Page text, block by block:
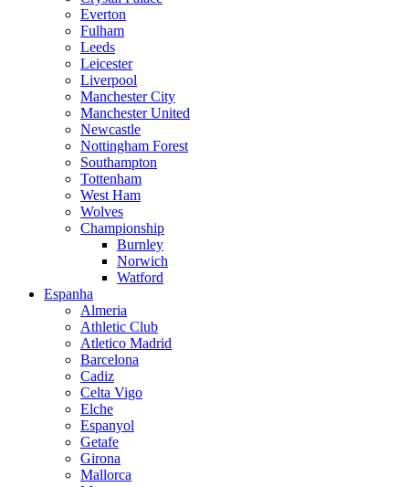
Everton
Fulham
Leeds
Leicester
Liverpool
Manchester City
Manchester United
Newcastle
Nottingham Forest
Southampton
Tottenham
West Ham
Wolves
Championship
Burnley
Norwich
Watford
Espanha
Almeria
Athletic Club
Atletico Madrid
Barcelona
Cadiz
Celta Vigo
Elche
Espanyol
Getafe
Girona
Mallorca